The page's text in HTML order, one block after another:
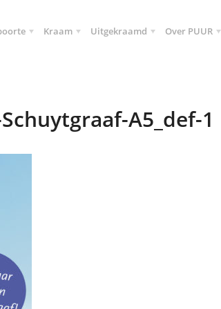
Kraam Uitgekraamd Over PUUR
A5_def-1